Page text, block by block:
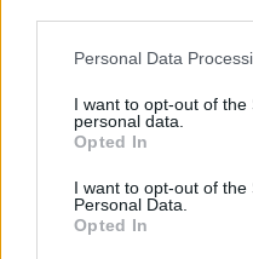
Personal Data
I want to opt-out of the
personal data.
Opted In
I want to opt-out of the
Personal Data.
Opted In
Banca del
Fonte:Registro Nazionale